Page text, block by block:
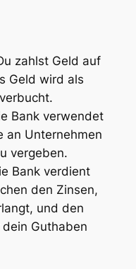
zahlst Geld auf
Geld wird als
Bank verwendet
an Unternehmen
vergeben.
Bank verdient
den Zinsen,
und den
Guthaben